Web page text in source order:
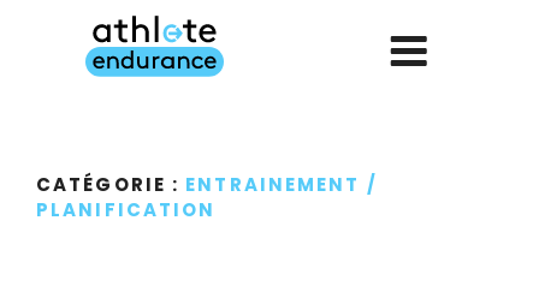
CATÉGORIE : ENTRAINEMENT /
PLANIFICATION